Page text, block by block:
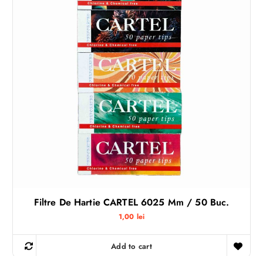
Filtre De Hartie CARTEL 6025 Mm / 50 Buc.
1,00 lei
Add to cart